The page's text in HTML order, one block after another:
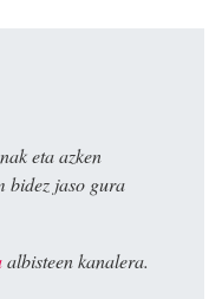
eta azken
bidez jaso gura
albisteen kanalera.